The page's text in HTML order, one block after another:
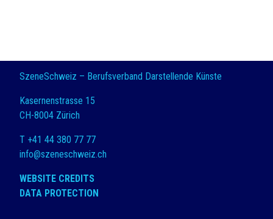
SzeneSchweiz – Berufsverband Darstellende Künste
Kasernenstrasse 15
CH-8004 Zürich
T +41 44 380 77 77
info@szeneschweiz.ch
WEBSITE CREDITS
DATA PROTECTION